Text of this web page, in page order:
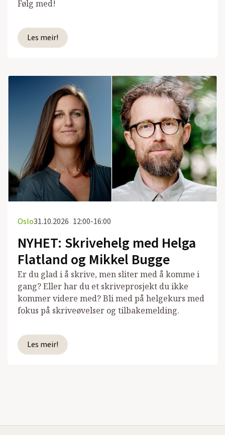
Følg med!
Les meir!
Oslo31.10.2026 12:00-16:00
NYHET: Skrivehelg med Helga
Flatland og Mikkel Bugge
Er du glad i å skrive, men sliter med å komme i
gang? Eller har du et skriveprosjekt du ikke
kommer videre med? Bli med på helgekurs med
fokus på skriveøvelser og tilbakemelding.
Les meir!